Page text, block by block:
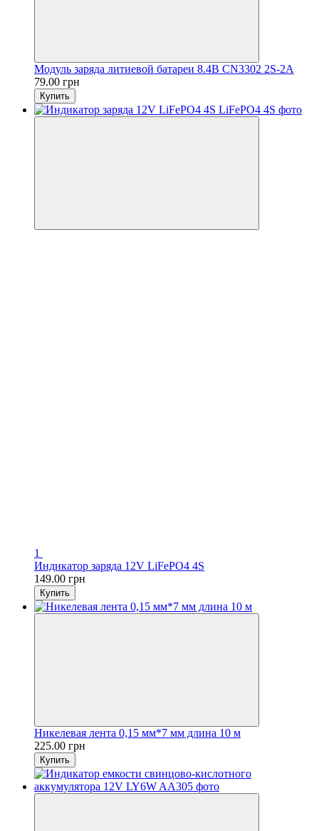
Модуль заряда литиевой батареи 8.4В CN3302 2S-2А
79.00 грн
Купить
1
Индикатор заряда 12V LiFePO4 4S
149.00 грн
Купить
Никелевая лента 0,15 мм*7 мм длина 10 м
225.00 грн
Купить